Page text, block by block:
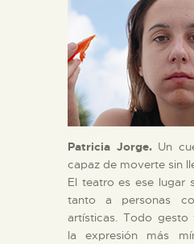
Patricia Jorge.Un
capaz de moverte sin
El teatro es ese lugar
tanto a personas
artísticas. Todo gesto
la expresión más